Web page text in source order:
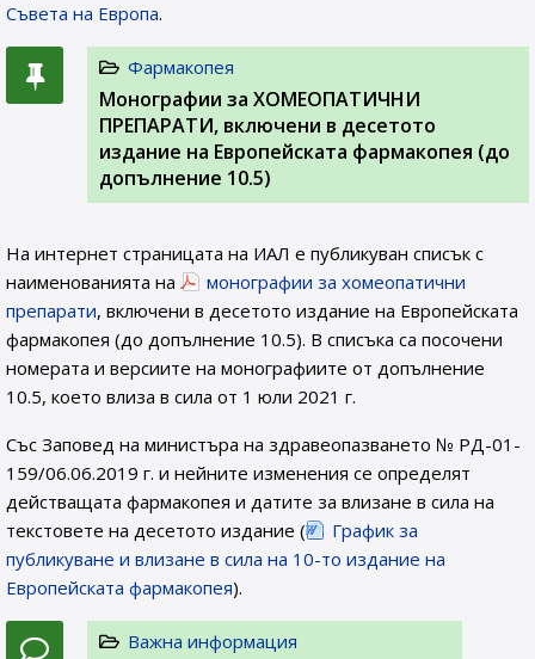
Съвета на Европа.
Фармакопея
Монографии за ХОМЕОПАТИЧНИ
ПРЕПАРАТИ, включени в десетото
издание на Европейската фармакопея (до
допълнение 10.5)
На интернет страницата на ИАЛ e публикуван списък с
наименованията на
монографии за хомеопатични
препарати, включени в десетото издание на Европейската
фармакопея (до допълнение 10.5). В списъка са посочени
номерата и версиите на монографиите от допълнение
10.5, което влиза в сила от 1 юли 2021 г.
Със Заповед на министъра на здравеопазването № РД-01-
159/06.06.2019 г. и нейните изменения се определят
действащата фармакопея и датите за влизане в сила на
текстовете на десетото издание (
График за
публикуване и влизане в сила на 10-то издание на
Европейската фармакопея).
Важна информация